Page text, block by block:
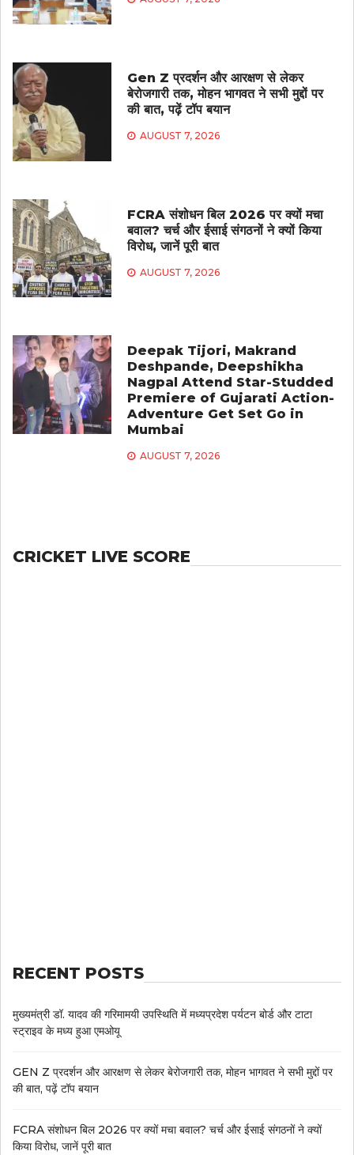
Gen Z प्रदर्शन और आरक्षण से लेकर
बेरोजगारी तक, मोहन भागवत ने सभी मुद्दों पर
की बात, पढ़ें टॉप बयान
AUGUST 7, 2026
FCRA संशोधन बिल 2026 पर क्यों मचा
बवाल? चर्च और ईसाई संगठनों ने क्यों किया
विरोध, जानें पूरी बात
AUGUST 7, 2026
Deepak Tijori, Makrand
Deshpande, Deepshikha
Nagpal Attend Star-Studded
Premiere of Gujarati Action-
Adventure Get Set Go in
Mumbai
AUGUST 7, 2026
CRICKET LIVE SCORE
RECENT POSTS
मुख्यमंत्री डॉ. यादव की गरिमामयी उपस्थिति में मध्यप्रदेश पर्यटन बोर्ड और टाटा
स्ट्राइव के मध्य हुआ एमओयू
GEN Z प्रदर्शन और आरक्षण से लेकर बेरोजगारी तक, मोहन भागवत ने सभी मुद्दों पर
की बात, पढ़ें टॉप बयान
FCRA संशोधन बिल 2026 पर क्यों मचा बवाल? चर्च और ईसाई संगठनों ने क्यों
किया विरोध, जानें पूरी बात